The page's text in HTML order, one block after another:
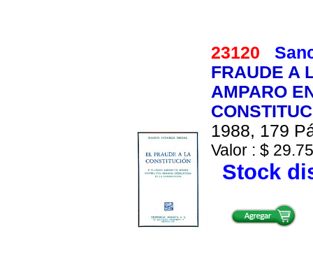
23120
FRAUDE A
AMPARO
CONSTITUC
1988, 179
Valor : $
Stock